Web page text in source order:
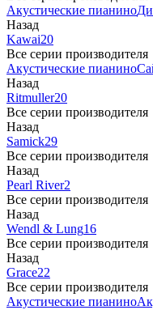
Акустические пианино
Назад
Kawai20
Все серии производителя
Акустические пианино
Назад
Ritmuller20
Все серии производителя
Назад
Samick29
Все серии производителя
Назад
Pearl River2
Все серии производителя
Назад
Wendl & Lung16
Все серии производителя
Назад
Grace22
Все серии производителя
Акустические пианино